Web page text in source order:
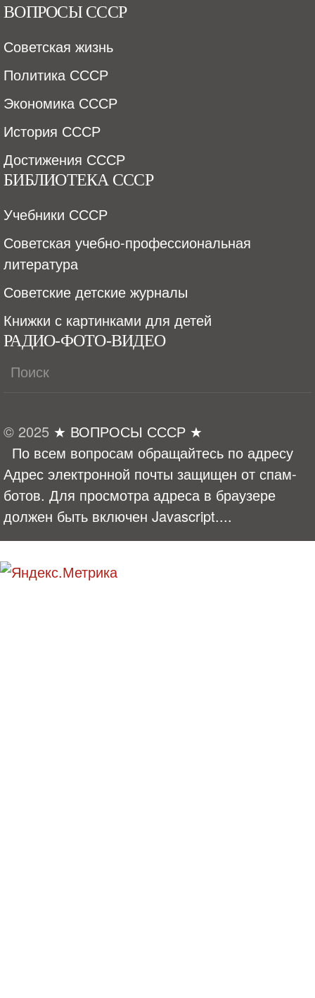
ВОПРОСЫ СССР
Советская жизнь
Политика СССР
Экономика СССР
История СССР
Достижения СССР
БИБЛИОТЕКА СССР
Учебники СССР
Советская учебно-профессиональная
литература
Советские детские журналы
Книжки с картинками для детей
РАДИО-ФОТО-ВИДЕО
© 2025 ★ ВОПРОСЫ СССР ★
По всем вопросам обращайтесь по адресу
Адрес электронной почты защищен от спам-
ботов. Для просмотра адреса в браузере
должен быть включен Javascript....